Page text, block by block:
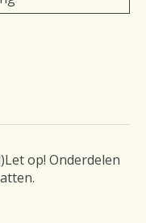
op! Onderdelen